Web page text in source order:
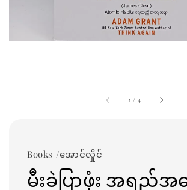
1 / 4
Books /အောင်လှိုင်
မီးခဲပြာဖုံး အရည်အ